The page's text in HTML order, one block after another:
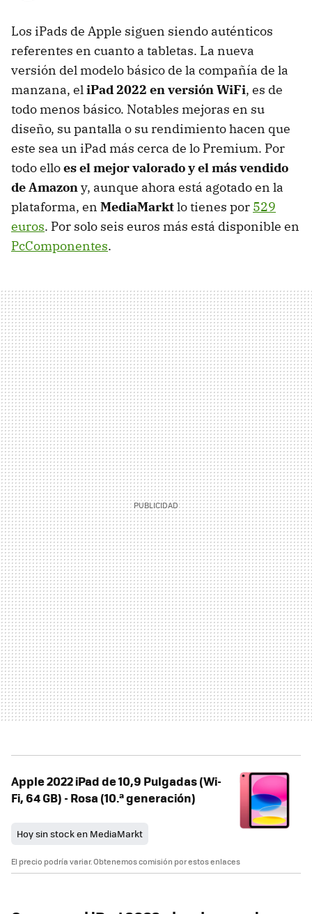
Los iPads de Apple siguen siendo auténticos
referentes en cuanto a tabletas. La nueva
versión del modelo básico de la compañía de la
manzana, eliPad 2022 en versión WiFi, es de
todo menos básico. Notables mejoras en su
diseño, su pantalla o su rendimiento hacen que
este sea un iPad más cerca de lo Premium. Por
todo elloes el mejor valorado y el más vendido
de Amazony, aunque ahora está agotado en la
plataforma, en MediaMarktlo tienes por 529
euros. Por solo seis euros más está disponible en
PcComponentes.
Apple 2022 iPad de 10,9 Pulgadas (Wi-
Fi, 64 GB) - Rosa (10.ª generación)
Hoy sin stock en MediaMarkt
El precio podría variar. Obtenemos comisión por estos enlaces